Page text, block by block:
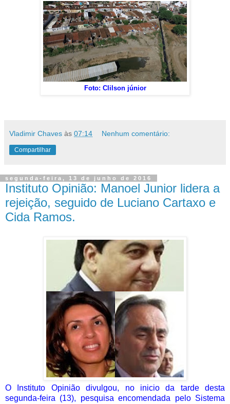
Foto: Clilson júnior
Vladimir Chaves às 07:14 Nenhum comentário:
Compartilhar
segunda-feira, 13 de junho de 2016
Instituto Opinião: Manoel Junior lidera a
rejeição, seguido de Luciano Cartaxo e
Cida Ramos.
O Instituto Opinião divulgou, no inicio da tarde desta
segunda-feira (13), pesquisa encomendada pelo Sistema